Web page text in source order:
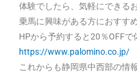
体験でしたら、気軽にできる
乗馬に興味がある方におすすめ
HPから予約すると20％OFFで
https://www.palomino.co.jp/
これからも静岡県中西部の情